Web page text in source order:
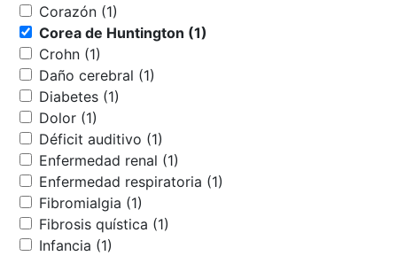
Corazón (1)
Corea de Huntington (1)
Crohn (1)
Daño cerebral (1)
Diabetes (1)
Dolor (1)
Déficit auditivo (1)
Enfermedad renal (1)
Enfermedad respiratoria (1)
Fibromialgia (1)
Fibrosis quística (1)
Infancia (1)